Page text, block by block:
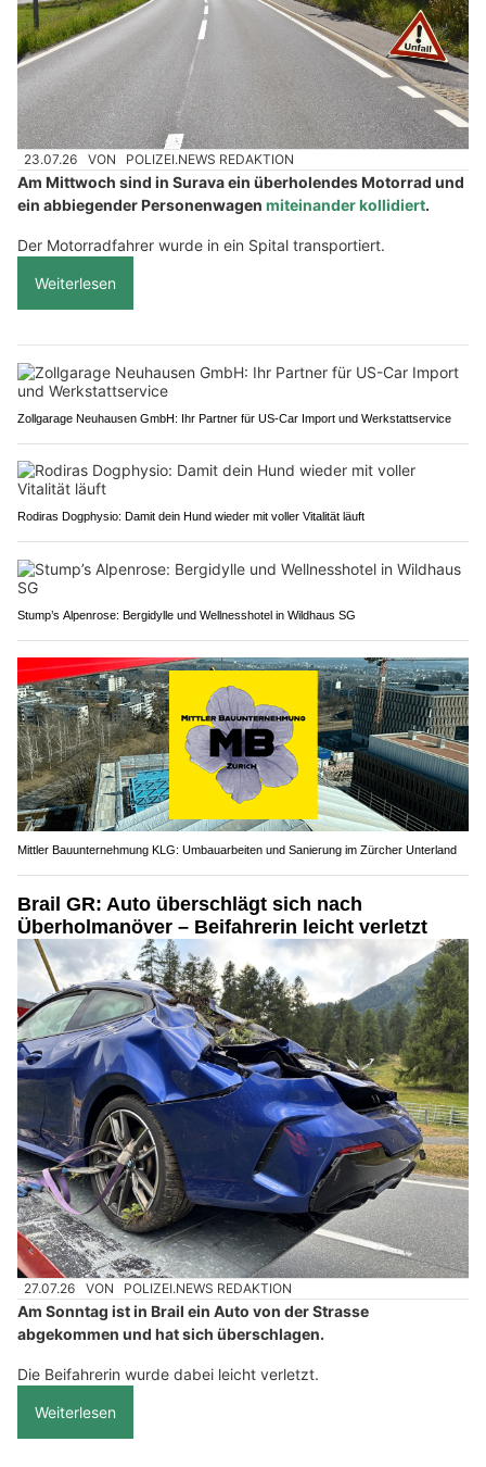
23.07.26 VON POLIZEI.NEWS REDAKTION
Am Mittwoch sind in Surava ein überholendes Motorrad und
ein abbiegender Personenwagen miteinander kollidiert.
Der Motorradfahrer wurde in ein Spital transportiert.
Weiterlesen
Zollgarage Neuhausen GmbH: Ihr Partner für US-Car Import und Werkstattservice
Rodiras Dogphysio: Damit dein Hund wieder mit voller Vitalität läuft
Stump’s Alpenrose: Bergidylle und Wellnesshotel in Wildhaus SG
Mittler Bauunternehmung KLG: Umbauarbeiten und Sanierung im Zürcher Unterland
Brail GR: Auto überschlägt sich nach
Überholmanöver – Beifahrerin leicht verletzt
27.07.26 VON POLIZEI.NEWS REDAKTION
Am Sonntag ist in Brail ein Auto von der Strasse
abgekommen und hat sich überschlagen.
Die Beifahrerin wurde dabei leicht verletzt.
Weiterlesen